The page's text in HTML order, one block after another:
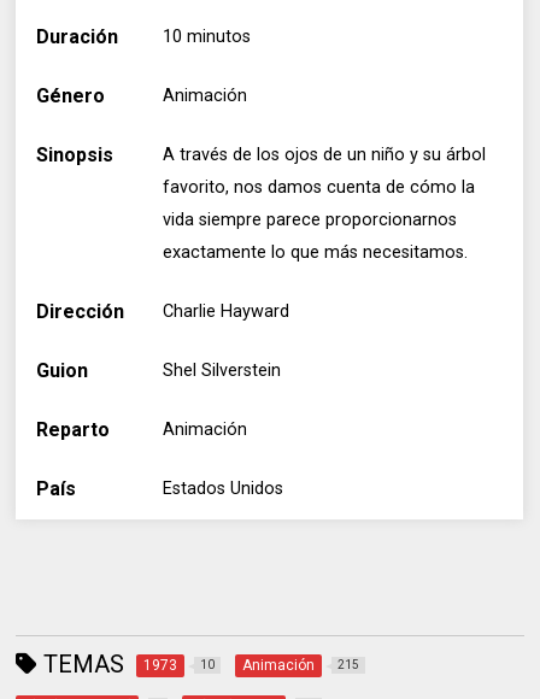
Duración 10 minutos
Género Animación
Sinopsis
A través de los ojos de un niño y su árbol
favorito, nos damos cuenta de cómo la
vida siempre parece proporcionarnos
exactamente lo que más necesitamos.
Dirección Charlie Hayward
Guion Shel Silverstein
Reparto Animación
País Estados Unidos
TEMAS 1973 10 Animación 215